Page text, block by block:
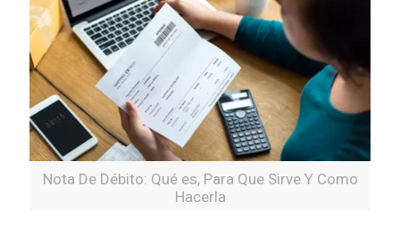
Nota De Débito: Qué es, Para Que Sirve Y Como
Hacerla